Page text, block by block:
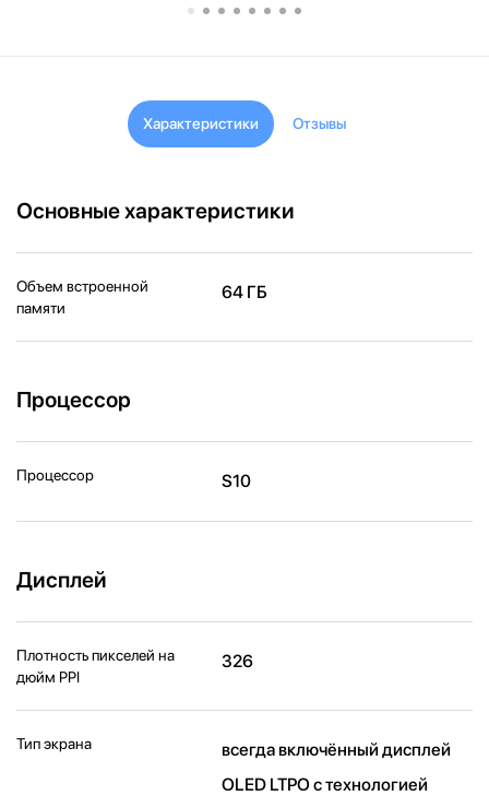
Характеристики Отзывы
Основные характеристики
Объем встроенной
памяти
64 ГБ
Процессор
Процессор S10
Дисплей
Плотность пикселей на
дюйм PPI
326
Тип экрана
всегда включённый дисплей
OLED LTPO с технологией